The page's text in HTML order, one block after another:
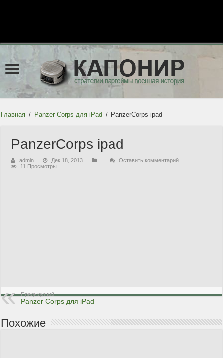
Главная / Panzer Corps для iPad / PanzerCorps ipad
PanzerCorps ipad
admin Дек 18, 2013
Оставить комментарий
11 Просмотры
Предыдущий
Panzer Corps для iPad
Похожие